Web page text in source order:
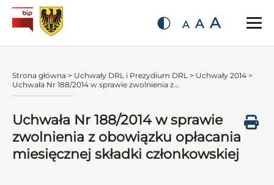
A A A
Strona główna > Uchwały DRL i Prezydium DRL > Uchwały 2014 >
Uchwała Nr 188/2014 w sprawie zwolnienia z...
Uchwała Nr 188/2014 w sprawie
zwolnienia z obowiązku opłacania
miesięcznej składki członkowskiej